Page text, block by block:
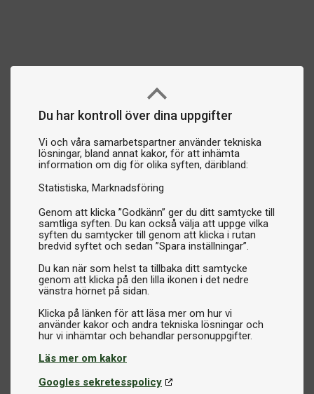
Du har kontroll över dina uppgifter
Vi och våra samarbetspartner använder tekniska
lösningar, bland annat kakor, för att inhämta
information om dig för olika syften, däribland:
Statistiska Marknadsföring
Genom att klicka ”Godkänn” ger du ditt samtycke till
samtliga syften. Du kan också välja att uppge vilka
syften du samtycker till genom att klicka i rutan
bredvid syftet och sedan ”Spara inställningar”.
Du kan när som helst ta tillbaka ditt samtycke
genom att klicka på den lilla ikonen i det nedre
vänstra hörnet på sidan.
Klicka på länken för att läsa mer om hur vi
använder kakor och andra tekniska lösningar och
Läs mer om kakor
Googles sekretesspolicy